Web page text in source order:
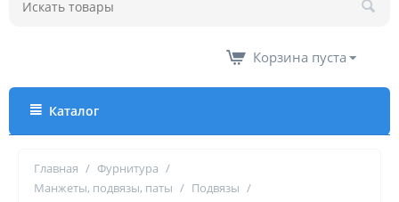
Корзина пуста
Каталог
Главная / Фурнитура /
Манжеты, подвязы, паты / Подвязы /